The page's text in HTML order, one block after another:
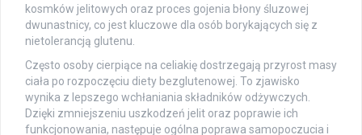
kosmków jelitowych oraz proces gojenia błony śluzowej
dwunastnicy, co jest kluczowe dla osób borykających się z
nietolerancją glutenu.
Często osoby cierpiące na celiakię dostrzegają przyrost masy
ciała po rozpoczęciu diety bezglutenowej. To zjawisko
wynika z lepszego wchłaniania składników odżywczych.
Dzięki zmniejszeniu uszkodzeń jelit oraz poprawie ich
funkcjonowania, następuje ogólna poprawa samopoczucia i